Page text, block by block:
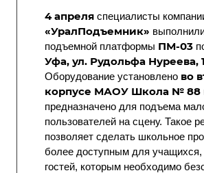
4 апреля специалисты
«УралПодъемник»
подъемной платформы ПМ-03
Уфа, ул. Рудольфа Нуреева,
Оборудование установлено во
корпусе МАОУ Школа № 88
предназначено для подъема
пользователей на сцену. Такое
позволяет сделать школьное
более доступным для учащихся,
гостей, которым необходимо